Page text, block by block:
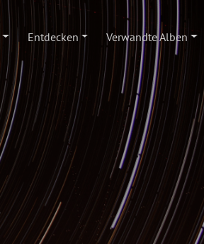
Entdecken Verwandte Alben